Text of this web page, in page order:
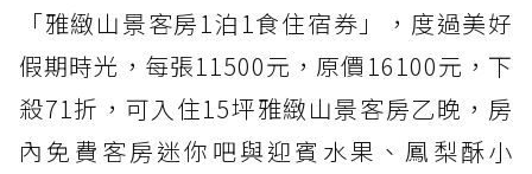
「雅緻山景客房1泊1食住宿券」，度過美好
假期時光，每張11500元，原價16100元，下
殺71折，可入住15坪雅緻山景客房乙晚，房
內免費客房迷你吧與迎賓水果、鳳梨酥小